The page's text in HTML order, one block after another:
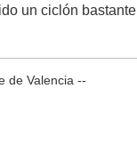
un ciclón
de Valencia --